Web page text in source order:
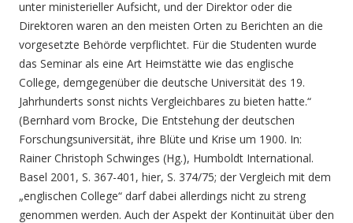
unter ministerieller Aufsicht, und der Direktor oder die
Direktoren waren an den meisten Orten zu Berichten an die
vorgesetzte Behörde verpflichtet. Für die Studenten wurde
das Seminar als eine Art Heimstätte wie das englische
College, demgegenüber die deutsche Universität des 19.
Jahrhunderts sonst nichts Vergleichbares zu bieten hatte.“
(Bernhard vom Brocke, Die Entstehung der deutschen
Forschungsuniversität, ihre Blüte und Krise um 1900. In:
Rainer Christoph Schwinges (Hg.), Humboldt International.
Basel 2001, S. 367-401, hier, S. 374/75; der Vergleich mit dem
„englischen College“ darf dabei allerdings nicht zu streng
genommen werden. Auch der Aspekt der Kontinuität über den